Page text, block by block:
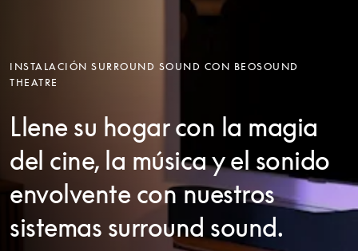
INSTALACIÓN SURROUND SOUND CON BEOSOUND
THEATRE
Llene su hogar con la magia
del cine, la música y el sonido
envolvente con nuestros
sistemas surround sound.